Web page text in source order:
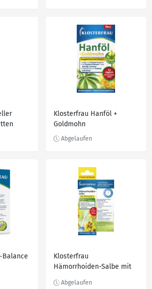
Klosterfrau Hanföl +
Goldmohn
Balance
Klosterfrau
Hämorrhoiden-Salbe mit